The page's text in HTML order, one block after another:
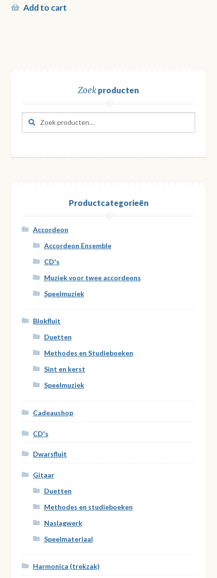
Add to cart
Zoekproducten
Zoeken
naar:
Zoeken
Productcategorieën
Accordeon
Accordeon Ensemble
CD's
Muziek voor twee accordeons
Speelmuziek
Blokfluit
Duetten
Methodes en Studieboeken
Sint en kerst
Speelmuziek
Cadeaushop
CD's
Dwarsfluit
Gitaar
Duetten
Methodes en studieboeken
Naslagwerk
Speelmateriaal
Harmonica (trekzak)